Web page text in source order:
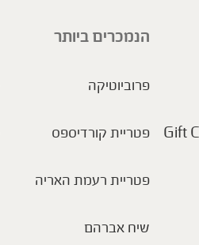
הנמכרים ביותר
פרוביוטיקה
פטריית קורדיספס
פטריית רעמת האריה
שיח אברהם